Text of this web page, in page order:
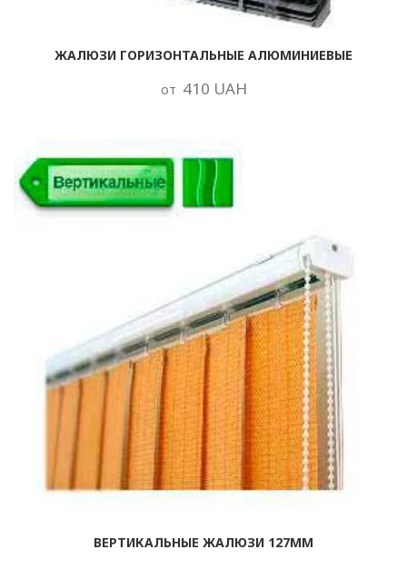
ЖАЛЮЗИ ГОРИЗОНТАЛЬНЫЕ АЛЮМИНИЕВЫЕ
от 410 UAH
ВЕРТИКАЛЬНЫЕ ЖАЛЮЗИ 127ММ